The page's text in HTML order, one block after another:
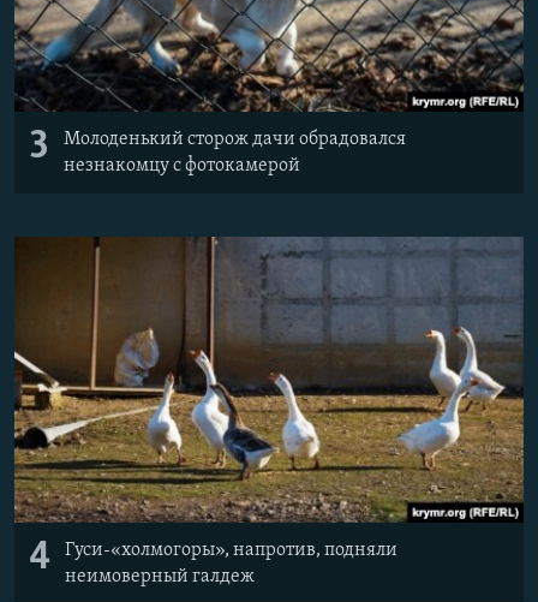
3
Молоденький сторож дачи обрадовался
незнакомцу с фотокамерой
4
Гуси-«холмогоры», напротив, подняли
неимоверный галдеж